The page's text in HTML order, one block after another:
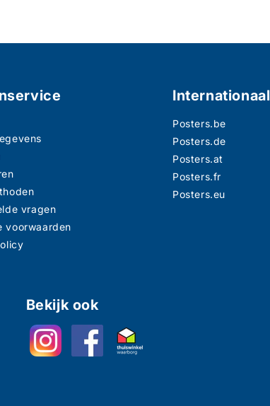
vragen
voorwaarden
Internationaal
Posters.be
Posters.de
Posters.at
Posters.fr
Posters.eu
Bekijk ook